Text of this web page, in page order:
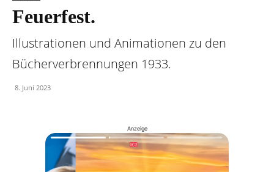
Feuerfest.
Illustrationen und Animationen zu den
Bücherverbrennungen 1933.
8. Juni 2023
Anzeige